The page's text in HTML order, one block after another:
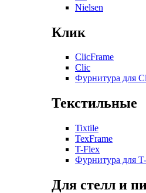
Nielsen
Клик
ClicFrame
Clic
Фурнитура для
Текстильные
Tixtile
TexFrame
T-Flex
Фурнитура для
Для стелл и